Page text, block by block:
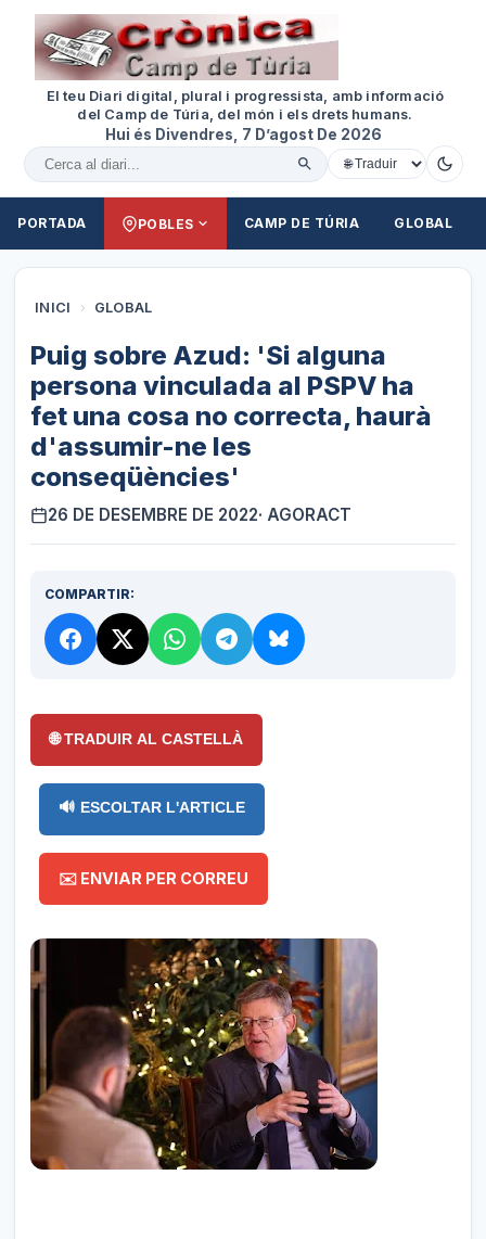
El teu Diari digital, plural i progressista, amb informació
del Camp de Túria, del món i els drets humans.
Hui és Divendres, 7 D’agost De 2026
Cercar al diari
PORTADA POBLES CAMP DE TÚRIA GLOBAL
INICI › GLOBAL
Puig sobre Azud: 'Si alguna
persona vinculada al PSPV ha
fet una cosa no correcta, haurà
d'assumir-ne les
conseqüències'
26 DE DESEMBRE DE 2022· AGORACT
COMPARTIR:
🌐 TRADUIR AL CASTELLÀ
🔊 ESCOLTAR L'ARTICLE
✉️ ENVIAR PER CORREU